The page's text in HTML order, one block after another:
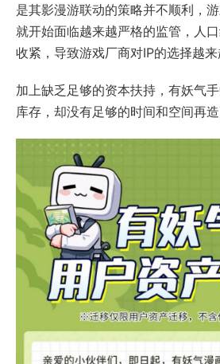
是其影漫游联动的策略并不顺利，
就开始面临越来越严格的监管，人
收紧，导致游戏厂商对IP的选择越来
加上缺乏足够的资本扶持，有妖气
库存，却没有足够的时间和空间再造